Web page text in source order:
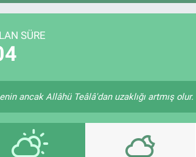
SÜRE
ancak Allâhü Teâlâ'dan uzaklığı artmış